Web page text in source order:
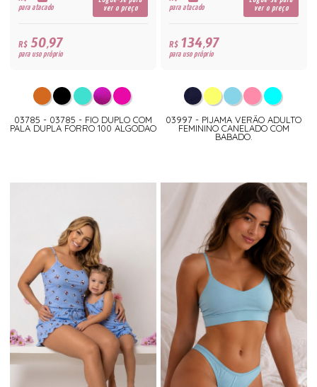
para atacado
ver o preço
R$50,97
para uso próprio
03785 - 03785 - FIO DUPLO COM
PALA DUPLA FORRO 100 ALGODAO
para atacado
ver o preço
R$134,97
para uso próprio
03997 - PIJAMA VERÃO ADULTO
FEMININO CANELADO COM
BABADO.